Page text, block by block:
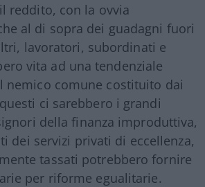
reddito, con la ovvia
al di sopra dei guadagni fuori
lavoratori, subordinati e
vita ad una tendenziale
nemico comune costituito dai
ci sarebbero i grandi
della finanza improduttiva,
dei servizi privati di eccellenza,
tassati potrebbero fornire
per riforme egualitarie.